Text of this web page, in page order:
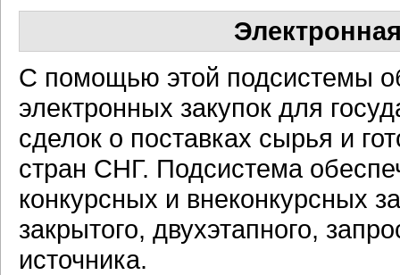
С помощью этой подсистемы
электронных закупок для
сделок о поставках сырья и
стран СНГ. Подсистема
конкурсных и внеконкурсных
закрытого, двухэтапного,
источника.